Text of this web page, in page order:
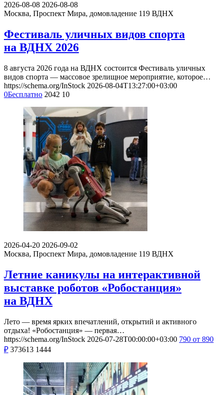
2026-08-08 2026-08-08
Москва, Проспект Мира, домовладение 119 ВДНХ
Фестиваль уличных видов спорта
на ВДНХ 2026
8 августа 2026 года на ВДНХ состоится Фестиваль уличных
видов спорта — массовое зрелищное мероприятие, которое…
https://schema.org/InStock 2026-08-04T13:27:00+03:00
0Бесплатно 2042 10
2026-04-20 2026-09-02
Москва, Проспект Мира, домовладение 119 ВДНХ
Летние каникулы на интерактивной
выставке роботов «Робостанция»
на ВДНХ
Лето — время ярких впечатлений, открытий и активного
отдыха! «Робостанция» — первая…
https://schema.org/InStock 2026-07-28T00:00:00+03:00 790 от 890
₽ 373613 1444